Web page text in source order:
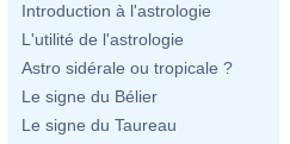
Introduction à l'astrologie
L'utilité de l'astrologie
Astro sidérale ou tropicale ?
Le signe du Bélier
Le signe du Taureau